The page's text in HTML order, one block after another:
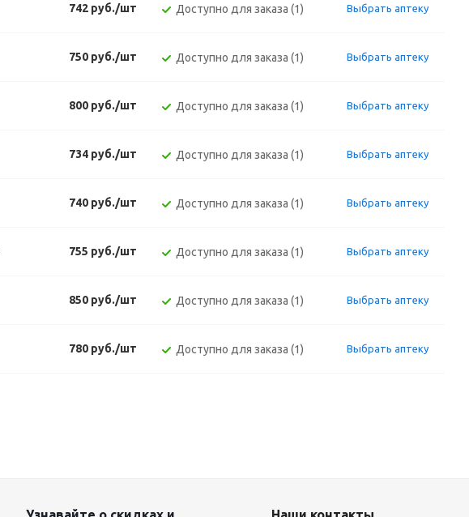
742 руб./шт Доступно для заказа (1) Выбрать аптеку
750 руб./шт Доступно для заказа (1) Выбрать аптеку
800 руб./шт Доступно для заказа (1) Выбрать аптеку
734 руб./шт Доступно для заказа (1) Выбрать аптеку
740 руб./шт Доступно для заказа (1) Выбрать аптеку
755 руб./шт Доступно для заказа (1) Выбрать аптеку
850 руб./шт Доступно для заказа (1) Выбрать аптеку
780 руб./шт Доступно для заказа (1) Выбрать аптеку